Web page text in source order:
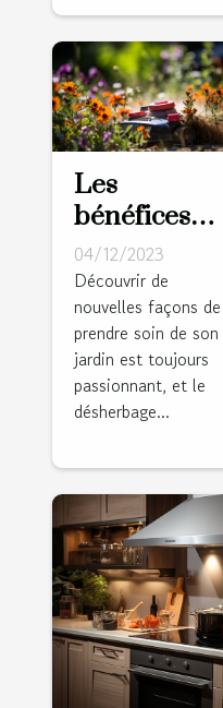
Les
bénéfices
du
désherbage
thermique
pour votre
jardin
04/12/2023
Découvrir de
nouvelles façons de
prendre soin de son
jardin est toujours
passionnant, et le
désherbage...